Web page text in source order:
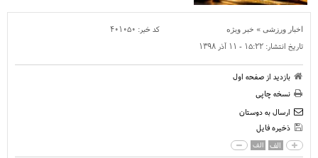
اخبار ورزشی » خبر ویژه کد خبر: ۴۰۱۰۵۰
تاریخ انتشار: ۱۵:۲۲ - ۱۱ آذر ۱۳۹۸
بازدید از صفحه اول
نسخه چاپی
ارسال به دوستان
ذخیره فایل
الف الف